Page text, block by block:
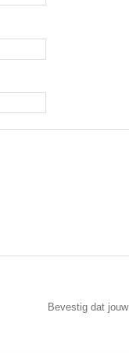
Bevestig dat